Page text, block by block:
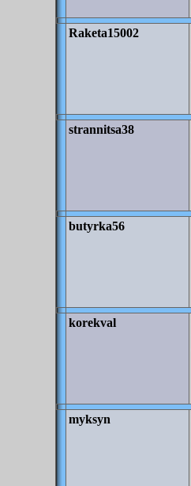
Raketa15002
strannitsa38
butyrka56
korekval
myksyn